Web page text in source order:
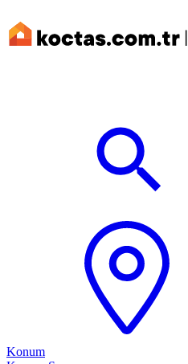
Konum